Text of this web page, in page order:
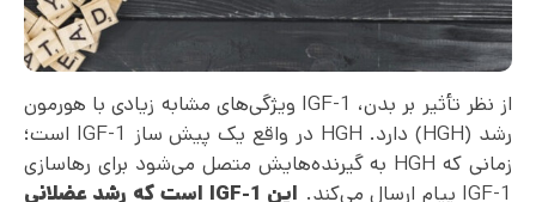
از نظر تأثیر بر بدن، IGF-1 ویژگی‌های مشابه زیادی با هورمون
رشد (HGH) دارد. HGH در واقع یک پیش ساز IGF-1 است؛
زمانی که HGH به گیرنده‌هایش متصل می‌شود برای رهاسازی
IGF-1 پیام ارسال می‌کند.
این IGF-1 است که رشد عضلانی